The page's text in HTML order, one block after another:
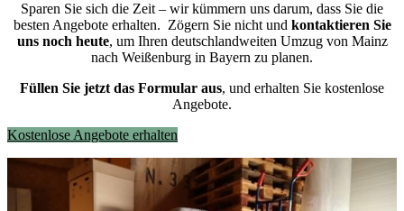
Sparen Sie sich die Zeit – wir kümmern uns darum, dass Sie die
besten Angebote erhalten. Zögern Sie nicht und kontaktieren Sie
uns noch heute, um Ihren deutschlandweiten Umzug von Mainz
nach Weißenburg in Bayern zu planen.
Füllen Sie jetzt das Formular aus, und erhalten Sie kostenlose
Angebote.
Kostenlose Angebote erhalten